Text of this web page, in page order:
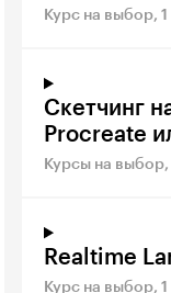
Курс на выбор,
Скетчинг
Procreate
Курсы на
Realtime
Курс на выбор,